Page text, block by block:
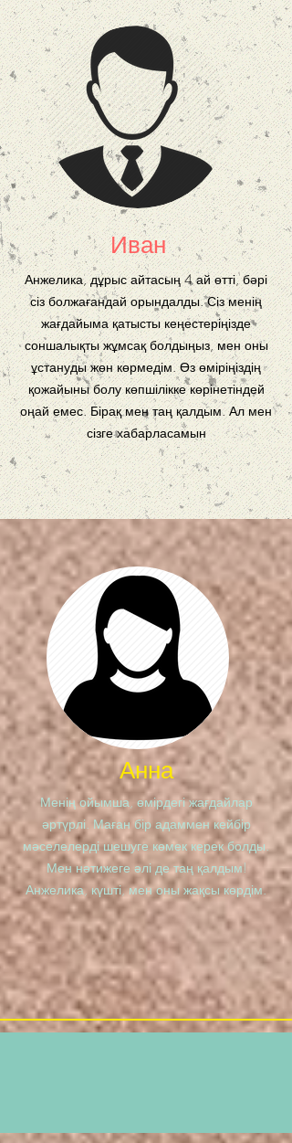
Иван
Анжелика, дұрыс айтасың 4 ай өтті, бәрі
сіз болжағандай орындалды. Сіз менің
жағдайыма қатысты кеңестеріңізде
соншалықты жұмсақ болдыңыз, мен оны
ұстануды жөн көрмедім. Өз өміріңіздің
қожайыны болу көпшілікке көрінетіндей
оңай емес. Бірақ мен таң қалдым. Ал мен
сізге хабарласамын
Анна
Менің ойымша, өмірдегі жағдайлар
әртүрлі. Маған бір адаммен кейбір
мәселелерді шешуге көмек керек болды.
Мен нәтижеге әлі де таң қалдым!
Анжелика, күшті, мен оны жақсы көрдім.